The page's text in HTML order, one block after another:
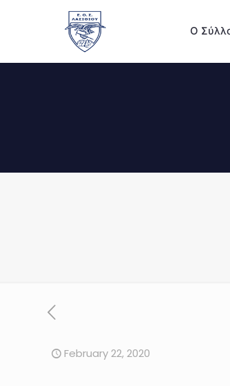
Ο
February 22, 2020